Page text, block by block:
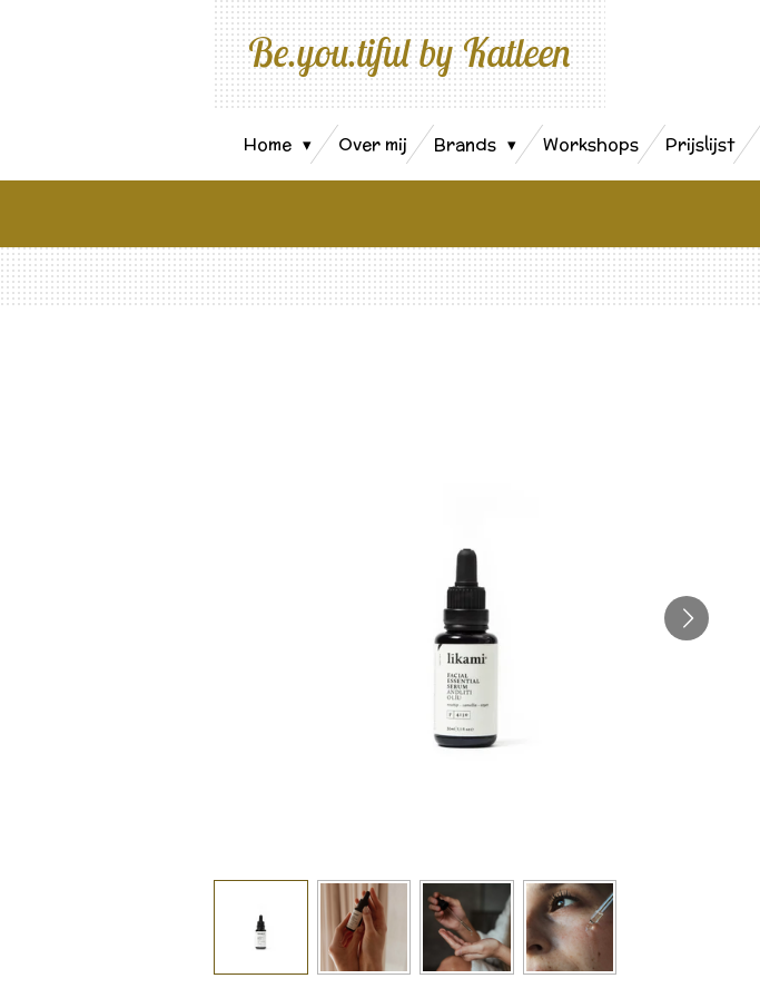
Be.you.tiful by Katleen
Home Over mij Brands Workshops Prijslijst